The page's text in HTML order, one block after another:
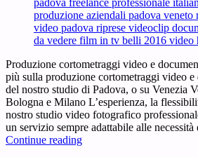
Produzione cortometraggi video e
più sulla produzione cortometraggi video
del nostro studio di Padova, o su Venezia
Bologna e Milano L’esperienza, la
nostro studio video fotografico
un servizio sempre adattabile alle
Continue readingProduzione